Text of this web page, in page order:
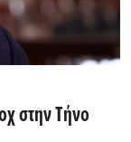
στην Τήνο